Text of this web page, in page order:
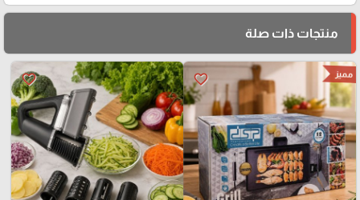
منتجات ذات صلة
favorite_border مميز favorite_border